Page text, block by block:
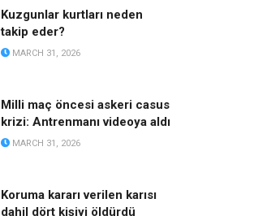
Kuzgunlar kurtları neden
takip eder?
MARCH 31, 2026
Milli maç öncesi askeri casus
krizi: Antrenmanı videoya aldı
MARCH 31, 2026
Koruma kararı verilen karısı
dahil dört kişiyi öldürdü